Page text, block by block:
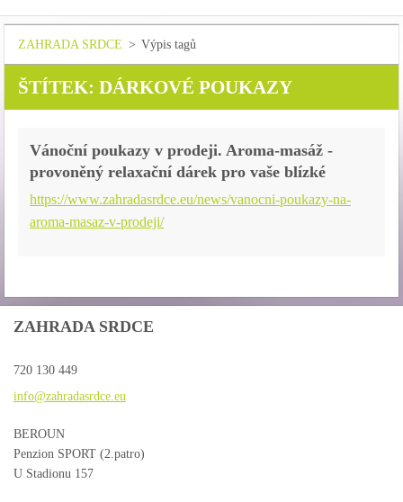
ZAHRADA SRDCE > Výpis tagů
ŠTÍTEK: DÁRKOVÉ POUKAZY
Vánoční poukazy v prodeji. Aroma-masáž -
provoněný relaxační dárek pro vaše blízké
https://www.zahradasrdce.eu/news/vanocni-poukazy-na-
aroma-masaz-v-prodeji/
ZAHRADA SRDCE
720 130 449
info@zahradasrdce.eu
BEROUN
Penzion SPORT (2.patro)
U Stadionu 157